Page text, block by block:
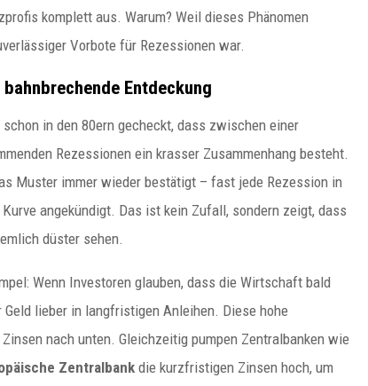
komplett aus. Warum? Weil dieses Phänomen
Vorbote für Rezessionen war.
Entdeckung
schon in den 80ern gecheckt, dass zwischen einer
Rezessionen ein krasser Zusammenhang besteht.
Muster immer wieder bestätigt – fast jede Rezession in
angekündigt. Das ist kein Zufall, sondern zeigt, dass
düster sehen.
Wenn Investoren glauben, dass die Wirtschaft bald
lieber in langfristigen Anleihen. Diese hohe
nach unten. Gleichzeitig pumpen Zentralbanken wie
Zentralbank die kurzfristigen Zinsen hoch, um
sind Warum immer mehr EWIV-